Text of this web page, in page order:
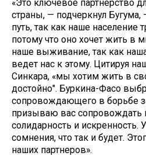
«Это ключевое партнерство
страны, — подчеркнул
путь, так как наше население
потому что оно хочет жить в
наше выживание, так как
ведет нас к этому. Цитируя
Синкара, «мы хотим жить в
достойно". Буркина-Фасо
сопровождающего в борьбе
призываю вас сопровождать
солидарность и искренность.
сомнения, что так и будет.
наших партнеров».